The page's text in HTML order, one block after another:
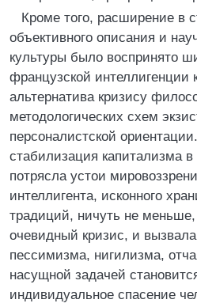
Кроме того, расширение в
объективного описания и
культуры было воспринято
французской интеллигенции
альтернатива кризису
методологических схем
персоналистской
стабилизация капитализма
потрясла устои
интеллигента, исконного
традиций, ничуть не
очевидный кризис, и
пессимизма, нигилизма,
насущной задачей
индивидуальное спасение